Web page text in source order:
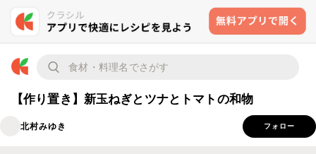
【作り置き】新玉ねぎとツナとトマトの和物
北村みゆき フォロー